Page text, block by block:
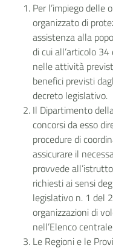
Per l’impiego delle
organizzato di
assistenza alla
di cui all’articolo
nelle attività
benefici previsti
decreto legislativo.
Il Dipartimento
concorsi da esso
procedure di
assicurare il
provvede
richiesti ai sensi
legislativo n. 1 del
organizzazioni di
nell’Elenco
Le Regioni e le